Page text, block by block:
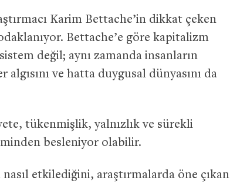
Karim Bettache’in dikkat çeken
Bettache’e göre kapitalizm
değil; aynı zamanda insanların
ve hatta duygusal dünyasını da
tükenmişlik, yalnızlık ve sürekli
besleniyor olabilir.
etkilediğini, araştırmalarda öne çıkan